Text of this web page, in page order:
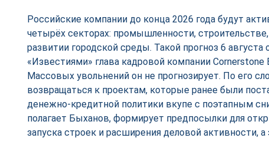
Российские компании до конца 2026 года будут
четырёх секторах: промышленности,
развитии городской среды. Такой прогноз 6 августа
«Известиями» глава кадровой компании Cornerstone
Массовых увольнений он не прогнозирует. По его
возвращаться к проектам, которые ранее были
денежно-кредитной политики вкупе с поэтапным
полагает Быханов, формирует предпосылки для
запуска строек и расширения деловой активности,